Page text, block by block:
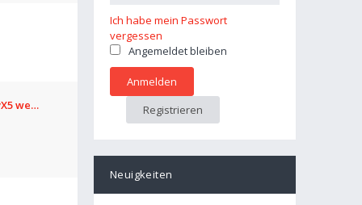
Ich habe mein Passwort
vergessen
Angemeldet bleiben
Registrieren
Neuigkeiten
we…